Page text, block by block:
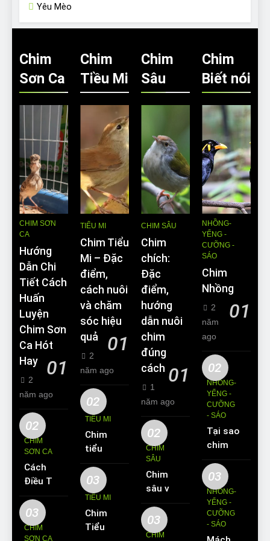
Yêu Mèo
Chim
Sơn Ca
CHIM SƠN
CA
Hướng
Dẫn Chi
Tiết Cách
Huấn
Luyện
Chim Sơn
Ca Hót
Hay
01
2
năm ago
02
CHIM
SƠN CA
Cách
Điều Trị
Hiệu
Quả
Các
Bệnh
03
CHIM
SƠN CA
Chim
Tiều Mi
TIỂU MI
Chim Tiểu
Mi – Đặc
điểm,
cách nuôi
và chăm
sóc hiệu
quả
01
2
năm ago
02
TIỂU MI
Chim
tiểu mi
ăn gì?
Kinh
nghiệm
chim
tiểu mi
03
TIỂU MI
Chim
Tiểu Mi
Chim
Sâu
CHIM SÂU
Chim
chích:
Đặc
điểm,
hướng
dẫn nuôi
chim
đúng
cách 01
1
năm ago
02
CHIM
SÂU
Chim
sâu và
những
thông
tin cơ
03
CHIM
Chim
Biết nói
NHỒNG-
YỂNG -
CƯỠNG -
SÁO
Chim
Nhồng
01
2
năm
ago
02
NHỒNG-
YỂNG -
CƯỠNG
- SÁO
Tại sao
chim
Sáo lại
được
yêu
thích
nuôi
làm thú
03
NHỒNG-
YỂNG -
CƯỠNG
- SÁO